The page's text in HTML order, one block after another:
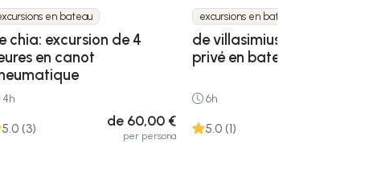
en bateau
chia: excursion de 4
en canot
4h
5.0 (3) de 60,00 €
per persona
excursions en bateau
de villasimius: excursion
privé en bateau
6h
5.0 (1)